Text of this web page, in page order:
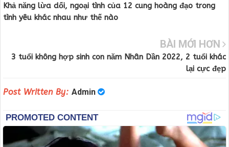
Khả năng lừa dối, ngoại tình của 12 cung hoàng đạo trong
tình yêu khác nhau như thế nào
BÀI MỚI HƠN
3 tuổi không hợp sinh con năm Nhân Dần 2022, 2 tuổi khác
lại cực đẹp
Post Written By: Admin